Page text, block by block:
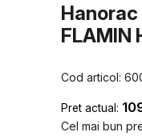
Hanorac
FLAMIN
Cod articol:
Pret actual:
Cel mai bun